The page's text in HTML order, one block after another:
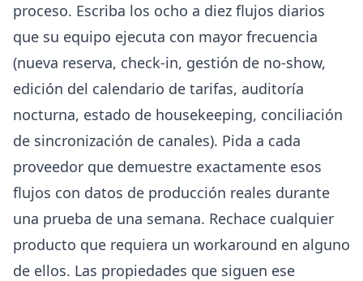
proceso. Escriba los ocho a diez flujos diarios
que su equipo ejecuta con mayor frecuencia
(nueva reserva, check-in, gestión de no-show,
edición del calendario de tarifas, auditoría
nocturna, estado de housekeeping, conciliación
de sincronización de canales). Pida a cada
proveedor que demuestre exactamente esos
flujos con datos de producción reales durante
una prueba de una semana. Rechace cualquier
producto que requiera un workaround en alguno
de ellos. Las propiedades que siguen ese